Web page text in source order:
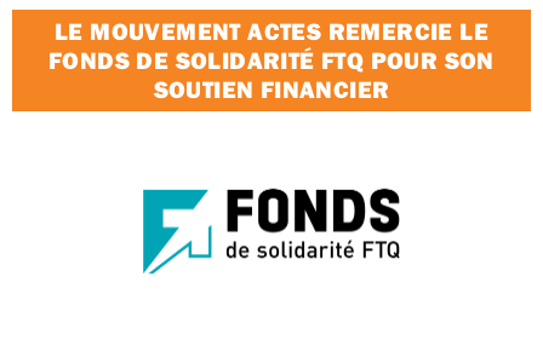
LE MOUVEMENT ACTES REMERCIE LE
FONDS DE SOLIDARITÉ FTQ POUR SON
SOUTIEN FINANCIER